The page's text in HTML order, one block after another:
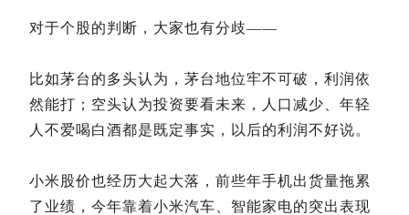
对于个股的判断，大家也有分歧——
比如茅台的多头认为，茅台地位牢不可破，利润依
然能打；空头认为投资要看未来，人口减少、年轻
人不爱喝白酒都是既定事实，以后的利润不好说。
小米股价也经历大起大落，前些年手机出货量拖累
了业绩，今年靠着小米汽车、智能家电的突出表现